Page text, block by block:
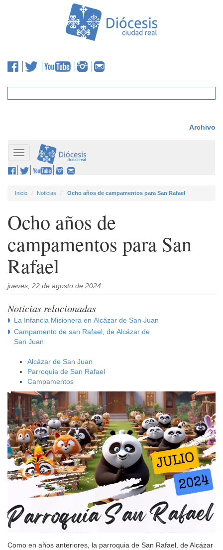
Archivo
Toggle
navigation
Inicio Noticias Ocho años de campamentos para San Rafael
Ocho años de
campamentos para San
Rafael
jueves, 22 de agosto de 2024
Noticias relacionadas
La Infancia Misionera en Alcázar de San Juan
Campamento de san Rafael, de Alcázar de
San Juan
Alcázar de San Juan
Parroquia de San Rafael
Campamentos
Como en años anteriores, la parroquia de San Rafael, de Alcázar